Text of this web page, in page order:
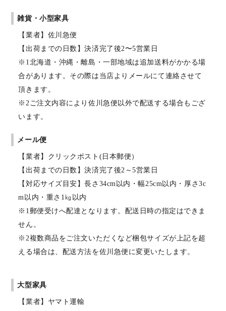
雑貨・小型家具
【業者】佐川急便
【出荷までの日数】決済完了後2〜5営業日
※1北海道・沖縄・離島・一部地域は追加送料がかかる場
合があります。その際は当店よりメールにて連絡させて
頂きます。
※2ご注文内容により佐川急便以外で配送する場合もござ
います。
メール便
【業者】クリックポスト(日本郵便）
【出荷までの日数】決済完了後2～5営業日
【対応サイズ目安】長さ34cm以内・幅25cm以内・厚さ3c
m以内・重さ1㎏以内
※1郵便受けへ配達となります。配送日時の指定はできま
せん。
※2複数商品をご注文いただくなど梱包サイズが上記を超
える場合は、配送方法を佐川急便に変更いたします。
大型家具
【業者】ヤマト運輸